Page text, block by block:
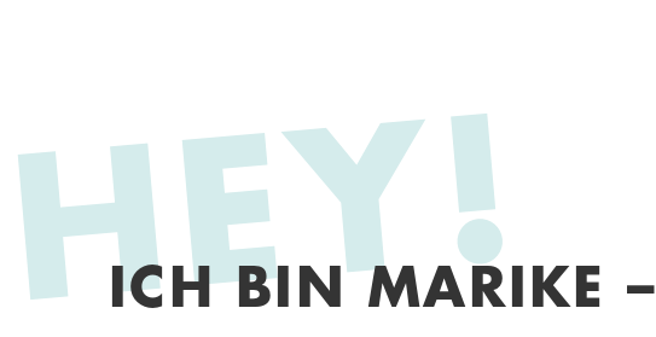
HEY!
ICH BIN MARIKE –